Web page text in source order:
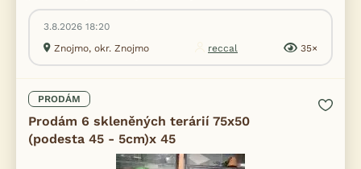
3.8.2026 18:20
Znojmo, okr. Znojmo
reccal 35×
PRODÁM
Prodám 6 skleněných terárií 75x50
(podesta 45 - 5cm)x 45